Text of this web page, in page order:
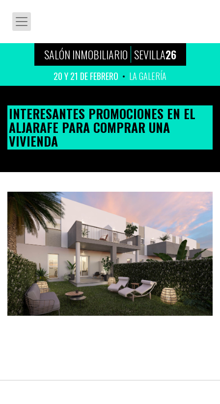
SALÓN INMOBILIARIO SEVILLA26
20 Y 21 DE FEBRERO LA GALERÍA
INTERESANTES PROMOCIONES EN EL
ALJARAFE PARA COMPRAR UNA
VIVIENDA